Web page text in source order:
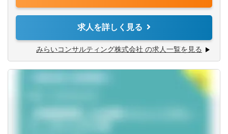
・MBA
・経営を横断的に俯瞰し実行されたい方
【求められる人物像】
・個人プレーでなくチームで取組む体制に魅力を感じる方
・できることの幅を拡げたい、ゼネラリスト志向の方
・弊社ＨＰもご覧いただいた上で、「人」「お客様」等、
【歓迎スキル・経験】事業会社での経営企画、もしくは事
俯瞰してデザインできる能力、経営コンサルティングの経
験
地域や社会の課題解決には、事業として地域を牽引する地
求人を詳しく見る
みらいコンサルティング株式会社 の求人一覧を見る
奈良県 和歌山県
中国・四国
鳥取県 島根県
山口県